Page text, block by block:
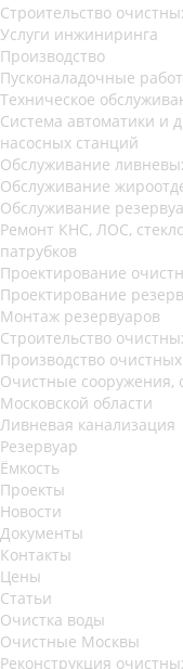
Строительство
Услуги инжиниринга
Производство
Пусконаладочные
Техническое
Система автоматики и
насосных станций
Обслуживание
Обслуживание
Обслуживание
Ремонт КНС, ЛОС,
патрубков
Проектирование
Проектирование
Монтаж резервуаров
Строительство
Производство
Очистные сооружения,
Московской области
Ливневая канализация
Резервуар
Ёмкость
Проекты
Новости
Документы
Контакты
Цены
Статьи
Очистка воды
Очистные Москвы
Реконструкция